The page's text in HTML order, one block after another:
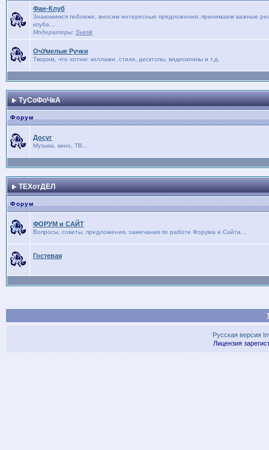
Фан-Клуб
Знакомимся поближе, вносим интересные предложения, принимаем важные
клуба...
Модераторы: Svetik
ОчУмелые Ручки
Творим, что хотим: коллажи, стихи, десктопы, видеоклипы и т.д.
ТуСоФоЧкА
Форум
Досуг
Музыка, кино, ТВ...
ТЕХотДЕЛ
Форум
ФОРУМ и САЙТ
Вопросы, советы, предложения, замечания по работе Форума и Сайта...
Гостевая
Русская версия
Лицензия